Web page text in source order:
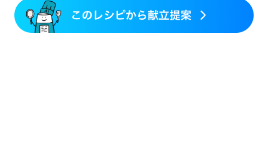
乳がん治療を終えた方・経過観察中の方など
胃がん（抗がん剤治療中）
胃がん治療を終えた方・経過観察中の方